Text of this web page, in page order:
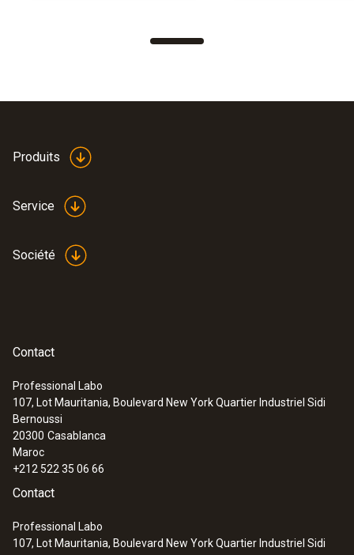
Produits
Service
Société
Contact
Professional Labo
107, Lot Mauritania, Boulevard New York Quartier Industriel Sidi
Bernoussi
20300 Casablanca
Maroc
+212 522 35 06 66
Contact
Professional Labo
107, Lot Mauritania, Boulevard New York Quartier Industriel Sidi